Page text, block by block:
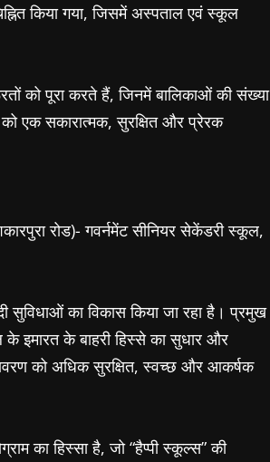
किया गया, जिसमें अस्पताल एवं स्कूल
को पूरा करते हैं, जिनमें बालिकाओं की संख्या
एक सकारात्मक, सुरक्षित और प्रेरक
रोड)- गवर्नमेंट सीनियर सेकेंडरी स्कूल,
सुविधाओं का विकास किया जा रहा है। प्रमुख
के इमारत के बाहरी हिस्से का सुधार और
को अधिक सुरक्षित, स्वच्छ और आकर्षक
का हिस्सा है, जो “हैप्पी स्कूल्स” की